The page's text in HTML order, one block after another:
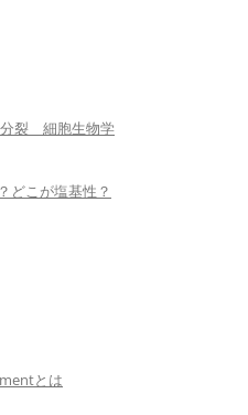
裂 細胞生物学
どこが塩基性？
とは